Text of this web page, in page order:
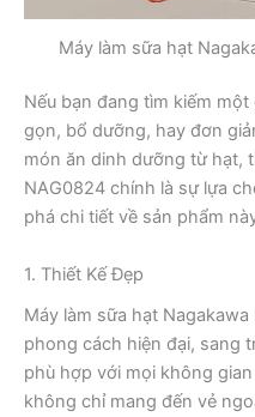
Máy làm sữa hạt
Nếu bạn đang tìm kiếm
gọn, bổ dưỡng, hay đơn
món ăn dinh dưỡng từ hạt,
NAG0824 chính là sự lựa
phá chi tiết về sản phẩm
1. Thiết Kế Đẹp
Máy làm sữa hạt
phong cách hiện đại, sang
phù hợp với mọi không
không chỉ mang đến vẻ